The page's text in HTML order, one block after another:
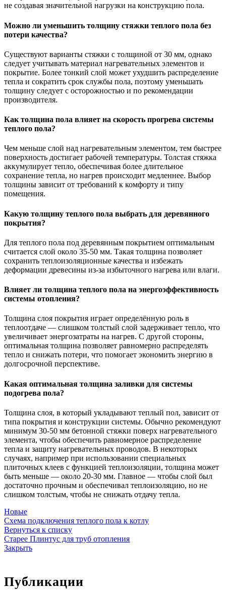
не создавая значительной нагрузки на конструкцию пола.
Можно ли уменьшить толщину стяжки теплого пола без
потери качества?
Существуют варианты стяжки с толщиной от 30 мм, однако
следует учитывать материал нагревательных элементов и
покрытие. Более тонкий слой может ухудшить распределение
тепла и сократить срок службы пола, поэтому уменьшать
толщину следует с осторожностью и по рекомендации
производителя.
Как толщина пола влияет на скорость прогрева системы
теплого пола?
Чем меньше слой над нагревательным элементом, тем быстрее
поверхность достигает рабочей температуры. Толстая стяжка
аккумулирует тепло, обеспечивая более длительное
сохранение тепла, но нагрев происходит медленнее. Выбор
толщины зависит от требований к комфорту и типу
помещения.
Какую толщину теплого пола выбрать для деревянного
покрытия?
Для теплого пола под деревянным покрытием оптимальным
считается слой около 35-50 мм. Такая толщина позволяет
сохранить теплоизоляционные качества и избежать
деформации древесины из-за избыточного нагрева или влаги.
Влияет ли толщина теплого пола на энергоэффективность
системы отопления?
Толщина слоя покрытия играет определённую роль в
теплоотдаче — слишком толстый слой задерживает тепло, что
увеличивает энергозатраты на нагрев. С другой стороны,
оптимальная толщина позволяет равномерно распределять
тепло и снижать потери, что помогает экономить энергию в
долгосрочной перспективе.
Какая оптимальная толщина заливки для системы
подогрева пола?
Толщина слоя, в который укладывают теплый пол, зависит от
типа покрытия и конструкции системы. Обычно рекомендуют
минимум 30-50 мм бетонной стяжки поверх нагревательного
элемента, чтобы обеспечить равномерное распределение
тепла и защиту нагревательных проводов. В некоторых
случаях, например при использовании специальных
плиточных клеев с функцией теплоизоляции, толщина может
быть меньше — около 20-30 мм. Главное — чтобы слой был
достаточно прочным и обеспечивал теплоизоляцию, но не
слишком толстым, чтобы не снижать отдачу тепла.
Новые
Схема подключения теплого пола к котлу
Вернуться к списку
Старее Плинтус для труб отопления
Закрыть
Публикации